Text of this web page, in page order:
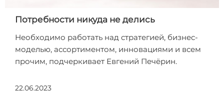
Потребности никуда не делись
Необходимо работать над стратегией, бизнес-
моделью, ассортиментом, инновациями и всем
прочим, подчеркивает Евгений Печёрин.
22.06.2023